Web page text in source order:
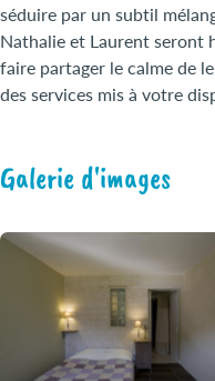
séduire par un subtil
Nathalie et Laurent seront
faire partager le calme de
des services mis à votre
Galerie d'images